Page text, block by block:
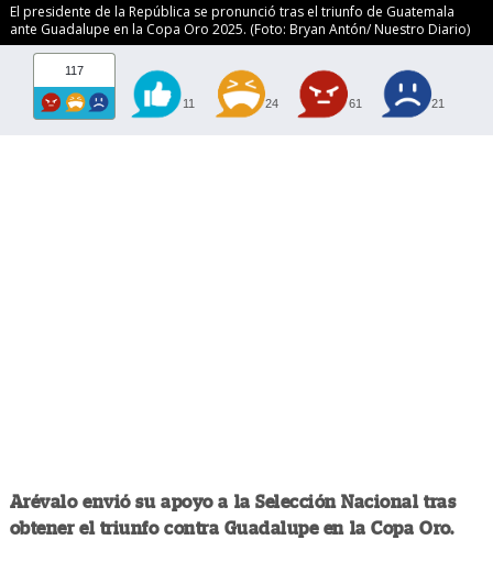
El presidente de la República se pronunció tras el triunfo de Guatemala
ante Guadalupe en la Copa Oro 2025. (Foto: Bryan Antón/ Nuestro Diario)
117
11 24 61 21
Arévalo envió su apoyo a la Selección Nacional tras
obtener el triunfo contra Guadalupe en la Copa Oro.